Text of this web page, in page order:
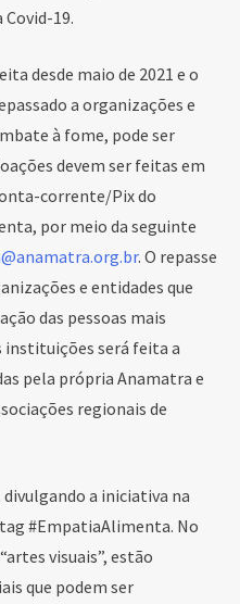
19.
desde maio de 2021 e o
a organizações e
à fome, pode ser
devem ser feitas em
corrente/Pix do
por meio da seguinte
. O repasse
e entidades que
das pessoas mais
instituições será feita a
pela própria Anamatra e
regionais de
a iniciativa na
#EmpatiaAlimenta. No
visuais”, estão
que podem ser